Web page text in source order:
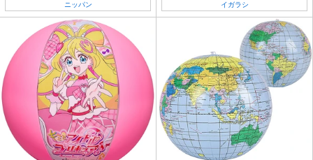
ニッパン イガラシ